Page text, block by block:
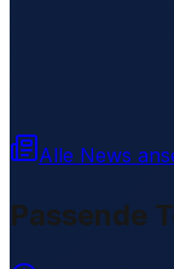
Alle News
Passende